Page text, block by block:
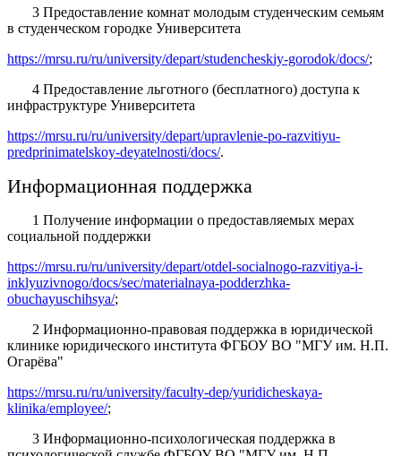
3 Предоставление комнат молодым студенческим семьям
в студенческом городке Университета
https://mrsu.ru/ru/university/depart/studencheskiy-gorodok/docs/;
4 Предоставление льготного (бесплатного) доступа к
инфраструктуре Университета
https://mrsu.ru/ru/university/depart/upravlenie-po-razvitiyu-
predprinimatelskoy-deyatelnosti/docs/.
Информационная поддержка
1 Получение информации о предоставляемых мерах
социальной поддержки
https://mrsu.ru/ru/university/depart/otdel-socialnogo-razvitiya-i-
inklyuzivnogo/docs/sec/materialnaya-podderzhka-
obuchayuschihsya/;
2 Информационно-правовая поддержка в юридической
клинике юридического института ФГБОУ ВО "МГУ им. Н.П.
Огарёва"
https://mrsu.ru/ru/university/faculty-dep/yuridicheskaya-
klinika/employee/;
3 Информационно-психологическая поддержка в